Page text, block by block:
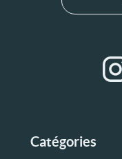
Catégories